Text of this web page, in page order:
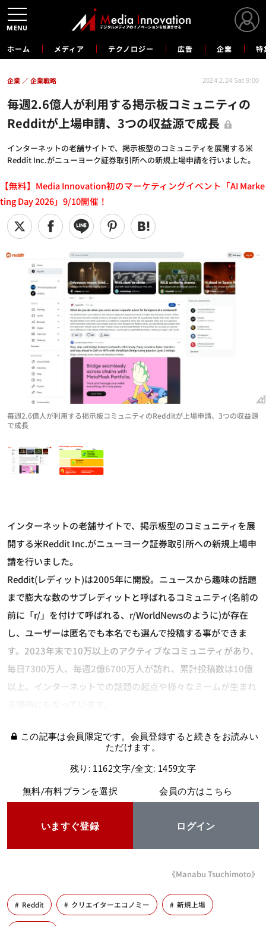
ホーム メディア テクノロジー 広告 企業 特
毎週2.6億人が利用する掲示板コミュニティの
Redditが上場申請、3つの収益源で成長
インターネットの老舗サイトで、掲示板型のコミュニティを展開する米
Reddit Inc.がニューヨーク証券取引所への新規上場申請を行いました。
企業 企業戦略 2024.2.24 Sat 9:00
【無料】Media Innovation初のマーケティングイベント「AI Marke
ting Day 2026」9/10開催！
毎週2.6億人が利用する掲示板コミュニティのRedditが上場申請、3つの収益源
で成長
インターネットの老舗サイトで、掲示板型のコミュニティを展
開する米Reddit Inc.がニューヨーク証券取引所への新規上場申
請を行いました。
Reddit(レディット)は2005年に開設。ニュースから趣味の話題
まで膨大な数のサブレディットと呼ばれるコミュニティ(名前の
前に「r/」を付けて呼ばれる、r/WorldNewsのように)が存在
し、ユーザーは匿名でも本名でも選んで投稿する事ができま
す。2023年末で10万以上のアクティブなコミュニティがあり、
毎日7300万人、毎週2億6700万人が訪れ、累計投稿数は10億
以上。インターネットでの話題の起点や様々なミームが生まれ
この記事は会員限定です。会員登録すると続きをお読みい
ただけます。
残り: 1162文字/全文: 1459文字
無料/有料プランを選択
いますぐ登録
会員の方はこちら
ログイン
《Manabu Tsuchimoto》
Reddit クリエイターエコノミー 新規上場
MENU